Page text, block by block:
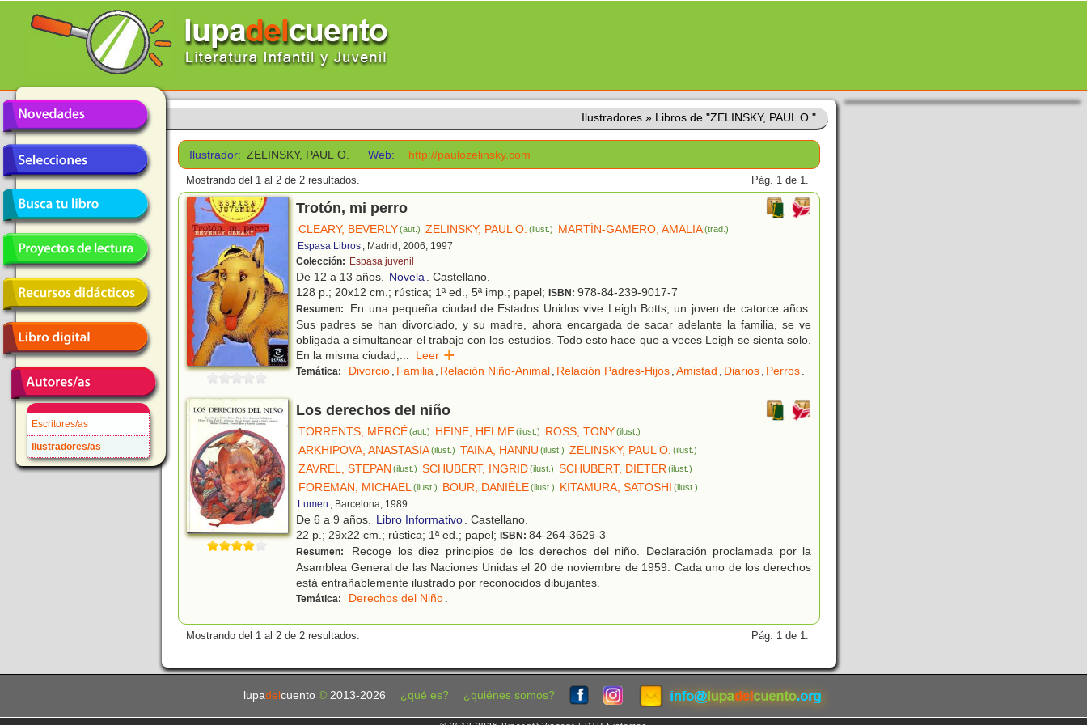
Escritores/as
Ilustradores/as
Ilustradores » Libros de "ZELINSKY, PAUL O."
Ilustrador: ZELINSKY, PAUL O. Web: http://paulozelinsky.com
Mostrando del 1 al 2 de 2 resultados. Pág. 1 de 1.
Trotón, mi perro
CLEARY, BEVERLY(aut.) ZELINSKY, PAUL O. (ilust.) MARTÍN-GAMERO, AMALIA(trad.)
Espasa Libros , Madrid, 2006, 1997
Colección: Espasa juvenil
De 12 a 13 años. Novela. Castellano.
128 p.; 20x12 cm.; rústica; 1ª ed., 5ª imp.; papel; ISBN: 978-84-239-9017-7
Resumen:
En una pequeña ciudad de Estados Unidos vive Leigh Botts, un joven de catorce años.
Sus padres se han divorciado, y su madre, ahora encargada de sacar adelante la familia, se ve
obligada a simultanear el trabajo con los estudios. Todo esto hace que a veces Leigh se sienta solo.
En la misma ciudad,... Leer
Temática: Divorcio, Familia, Relación Niño-Animal, Relación Padres-Hijos,Amistad , Diarios, Perros.
Los derechos del niño
TORRENTS, MERCÉ(aut.) HEINE, HELME(ilust.) ROSS, TONY (ilust.)
ARKHIPOVA, ANASTASIA(ilust.) TAINA, HANNU (ilust.) ZELINSKY, PAUL O. (ilust.)
ZAVREL, STEPAN (ilust.) SCHUBERT, INGRID(ilust.) SCHUBERT, DIETER (ilust.)
FOREMAN, MICHAEL (ilust.) BOUR, DANIÈLE(ilust.) KITAMURA, SATOSHI (ilust.)
Lumen , Barcelona, 1989
De 6 a 9 años. Libro Informativo
. Castellano.
22 p.; 29x22 cm.; rústica; 1ª ed.; papel; ISBN: 84-264-3629-3
Resumen:
Recoge los diez principios de los derechos del niño. Declaración proclamada por la
Asamblea General de las Naciones Unidas el 20 de noviembre de 1959. Cada uno de los derechos
está entrañablemente ilustrado por reconocidos dibujantes.
Temática: Derechos del Niño
Mostrando del 1 al 2 de 2 resultados. Pág. 1 de 1.
lupadel cuento © 2013-2026 ¿qué es? ¿quiénes somos?